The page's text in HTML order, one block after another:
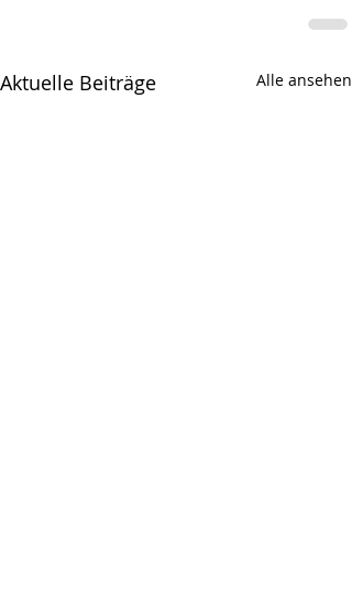
Aktuelle Beiträge Alle ansehen